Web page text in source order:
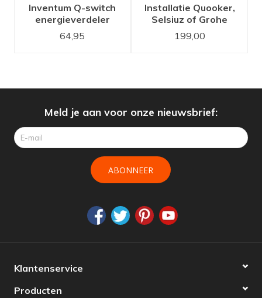
Inventum Q-switch
energieverdeler
64,95
Installatie Quooker,
Selsiuz of Grohe
kokend water kraan
set
199,00
Meld je aan voor onze nieuwsbrief:
ABONNEER
Klantenservice
Producten